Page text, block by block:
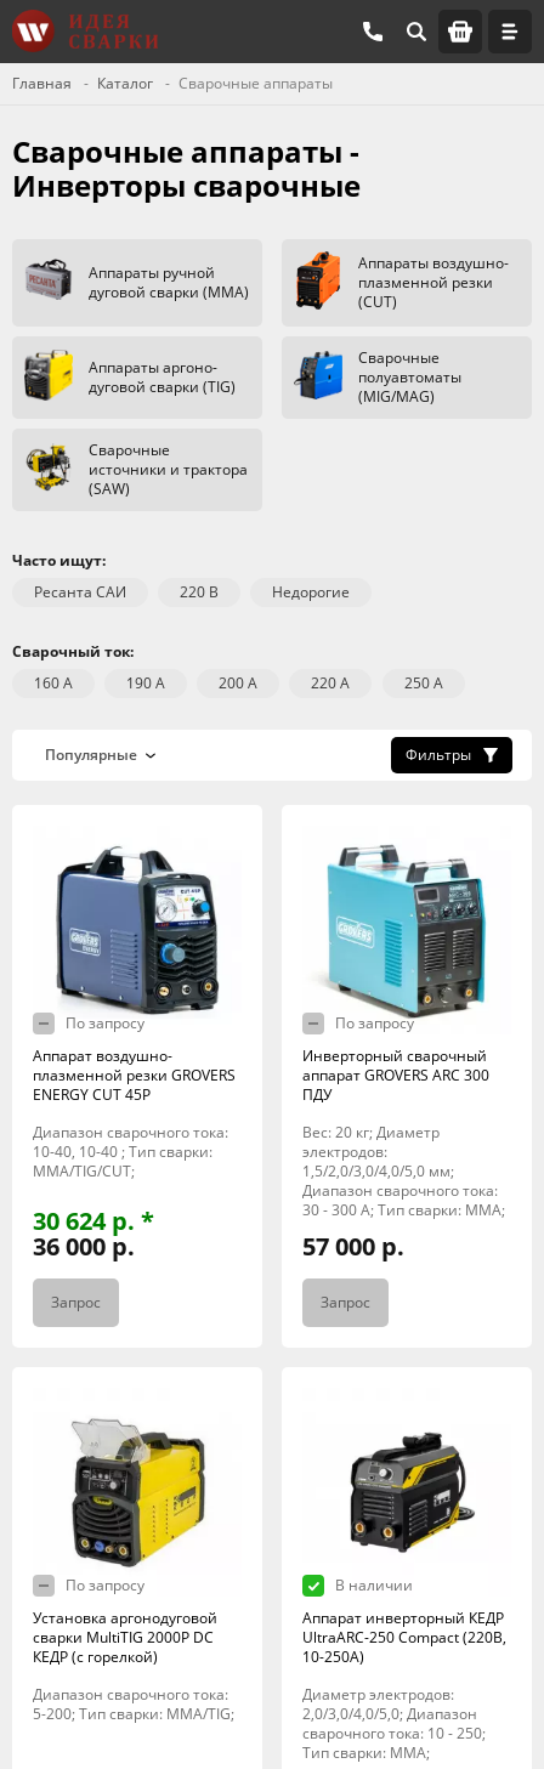
Главная Каталог Сварочные аппараты
Сварочные аппараты -
Инверторы сварочные
Аппараты ручной
дуговой сварки (MMA)
Аппараты воздушно-
плазменной резки
(CUT)
Аппараты аргоно-
дуговой сварки (TIG)
Сварочные
полуавтоматы
(MIG/MAG)
Сварочные
источники и трактора
(SAW)
Часто ищут:
Ресанта САИ
220 В Недорогие
Сварочный ток:
160 А
190 А 200 А 220 А 250 А
Фильтры
По запросу
Аппарат воздушно-
плазменной резки GROVERS
ENERGY CUT 45P
Диапазон сварочного тока:
10-40, 10-40 ; Тип сварки:
MMA/TIG/CUT;
30 624 р. *
36 000 р.
Запрос
По запросу
Инверторный сварочный
аппарат GROVERS ARC 300
ПДУ
Вес: 20 кг; Диаметр
электродов:
1,5/2,0/3,0/4,0/5,0 мм;
Диапазон сварочного тока:
30 - 300 А; Тип сварки: MMA;
57 000 р.
Запрос
По запросу
Установка аргонодуговой
сварки MultiTIG 2000P DC
КЕДР (с горелкой)
Диапазон сварочного тока:
5-200; Тип сварки: MMA/TIG;
В наличии
Аппарат инверторный КЕДР
UltraARC-250 Compact (220В,
10-250А)
Диаметр электродов:
2,0/3,0/4,0/5,0; Диапазон
сварочного тока: 10 - 250;
Тип сварки: MMA;